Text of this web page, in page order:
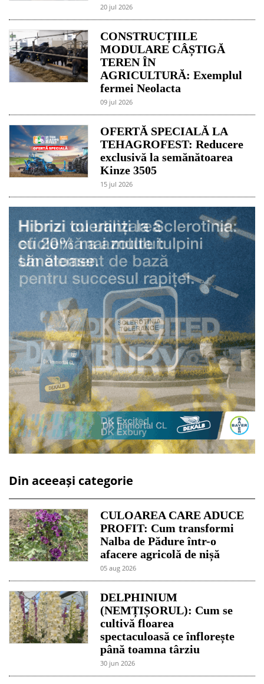
20 jul 2026
CONSTRUCȚIILE
MODULARE CÂȘTIGĂ
TEREN ÎN
AGRICULTURĂ: Exemplul
fermei Neolacta
09 jul 2026
OFERTĂ SPECIALĂ LA
TEHAGROFEST: Reducere
exclusivă la semănătoarea
Kinze 3505
15 jul 2026
Din aceeași categorie
CULOAREA CARE ADUCE
PROFIT: Cum transformi
Nalba de Pădure într-o
afacere agricolă de nișă
05 aug 2026
DELPHINIUM
(NEMȚIȘORUL): Cum se
cultivă floarea
spectaculoasă ce înflorește
până toamna târziu
30 jun 2026